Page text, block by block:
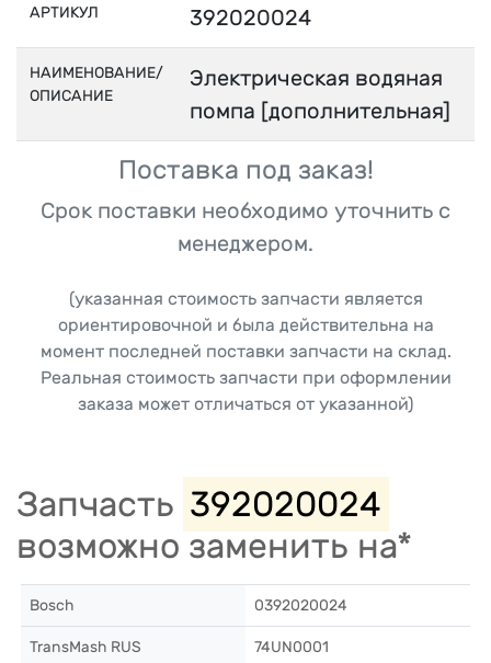
АРТИКУЛ 392020024
НАИМЕНОВАНИЕ/
ОПИСАНИЕ
Электрическая водяная
помпа [дополнительная]
Поставка под заказ!
Срок поставки необходимо уточнить с
менеджером.
(указанная стоимость запчасти является
ориентировочной и была действительна на
момент последней поставки запчасти на склад.
Реальная стоимость запчасти при оформлении
заказа может отличаться от указанной)
Запчасть 392020024
возможно заменить на*
Bosch 0392020024
TransMash RUS 74UN0001